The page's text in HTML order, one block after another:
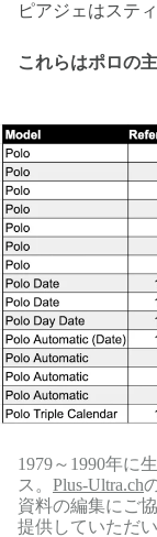
ピアジェはステ
これらはポロの
1979～1990年に
ス。 Plus-Ultra.ch
資料の編集にご
提供していただい